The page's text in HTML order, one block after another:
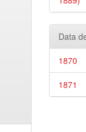
Data
1870
1871